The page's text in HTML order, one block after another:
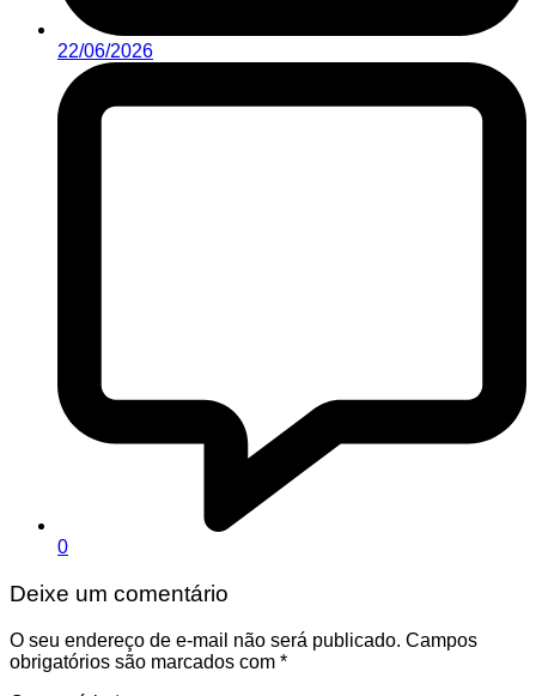
22/06/2026
0
Deixe um comentário
O seu endereço de e-mail não será publicado. Campos
obrigatórios são marcados com *